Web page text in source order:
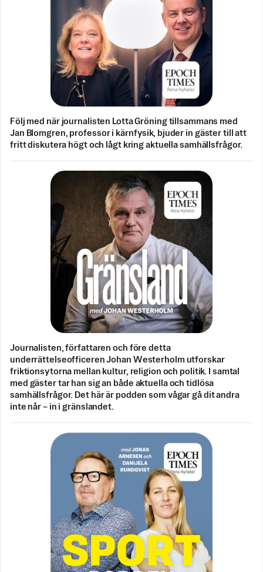
Följ med när journalisten Lotta Gröning tillsammans med
Jan Blomgren, professor i kärnfysik, bjuder in gäster till att
fritt diskutera högt och lågt kring aktuella samhällsfrågor.
Journalisten, författaren och före detta
underrättelseofficeren Johan Westerholm utforskar
friktionsytorna mellan kultur, religion och politik. I samtal
med gäster tar han sig an både aktuella och tidlösa
samhällsfrågor. Det här är podden som vågar gå dit andra
inte når – in i gränslandet.